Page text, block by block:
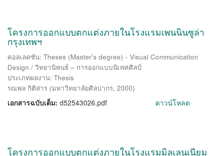
โครงการออกแบบตกแต่งภายในโรงแรมเพนนินซูล่า
กรุงเทพฯ
คอลเลคชัน: Theses (Master's degree) - Visual Communication
Design / วิทยานิพนธ์ – การออกแบบนิเทศศิลป์
ประเภทผลงาน: Thesis
รณพล กิติสาร (มหาวิทยาลัยศิลปากร, 2000)
เอกสารฉบับเต็ม: d52543026.pdf ดาวน์โหลด
โครงการออกแบบตกแต่งภายในโรงแรมมิลเลนเนียม